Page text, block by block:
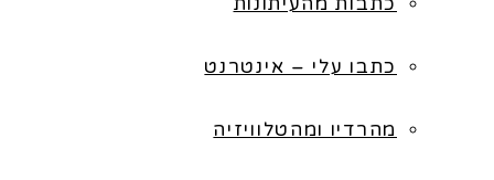
כתבו עלי – אינטרנט
מהרדיו ומהטלוויזיה